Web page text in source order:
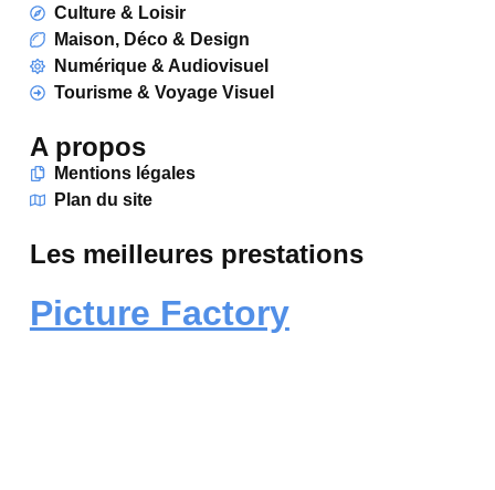
Picture Factory
Culture & Loisir
Maison, Déco & Design
Numérique & Audiovisuel
Tourisme & Voyage Visuel
A propos
Mentions légales
Plan du site
Les meilleures prestations